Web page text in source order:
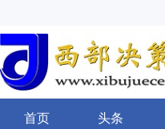
首页 头条